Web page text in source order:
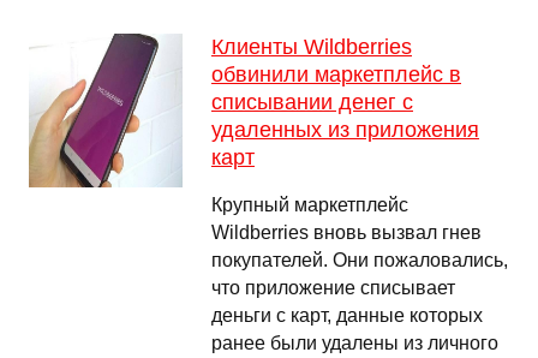
Клиенты Wildberries
обвинили маркетплейс в
списывании денег с
удаленных из приложения
карт
Крупный маркетплейс
Wildberries вновь вызвал гнев
покупателей. Они пожаловались,
что приложение списывает
деньги с карт, данные которых
ранее были удалены из личного